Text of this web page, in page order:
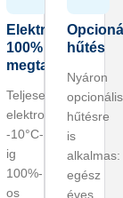
Elektromos,
100%
megtartás
Teljesen
elektromos,
-10°C-
ig
100%-
os
hűtés
Nyáron
hűtésre
is
alkalmas:
egész
éves